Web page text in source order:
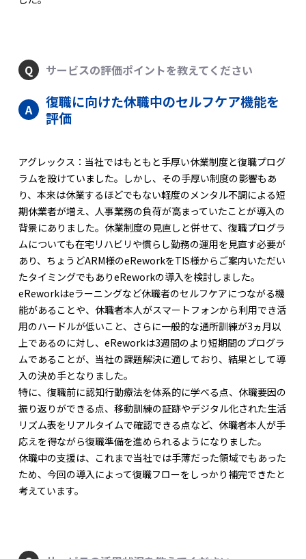
サービスの評価ポイントを教えてください
復職に向けた休職中のセルフケア機能を
評価
アグレックス：当社ではもともと手厚い休業制度と復職プログ
ラムを設けていました。しかし、その手厚い制度の影響もあ
り、本来は休業するほどでもない軽度のメンタル不調による短
期休業者が増え、人事業務の負荷が高まっていたことが導入の
背景にありました。休業制度の見直しと併せて、復職プログラ
ムについても在宅リハビリや慣らし勤務の運用を見直す必要が
あり、ちょうどARM様のeReworkをTIS様からご案内いただい
たタイミングでもありeReworkの導入を検討しました。
eReworkはeラーニングなど休職者のセルフケアにつながる機
能があることや、休職者本人がスマートフォンから利用でき活
用のハードルが低いこと、さらに一般的な通所訓練が3ヵ月以
上であるのに対し、eReworkは3週間のより短期間のプログラ
ムであることが、当社の課題解決に適しており、結果として導
入の決め手となりました。
特に、復職前に認知行動療法を体系的に学べる点、休職要因の
振り返りができる点、移動訓練の証跡やデジタル化された生活
リズム表をリアルタイムで確認できる点など、休職者本人が手
応えを得ながら復職準備を進められるようになりました。
休職中の支援は、これまで当社では手薄だった領域でもあった
ため、今回の導入によって復職フローをしっかり補完できたと
考えています。